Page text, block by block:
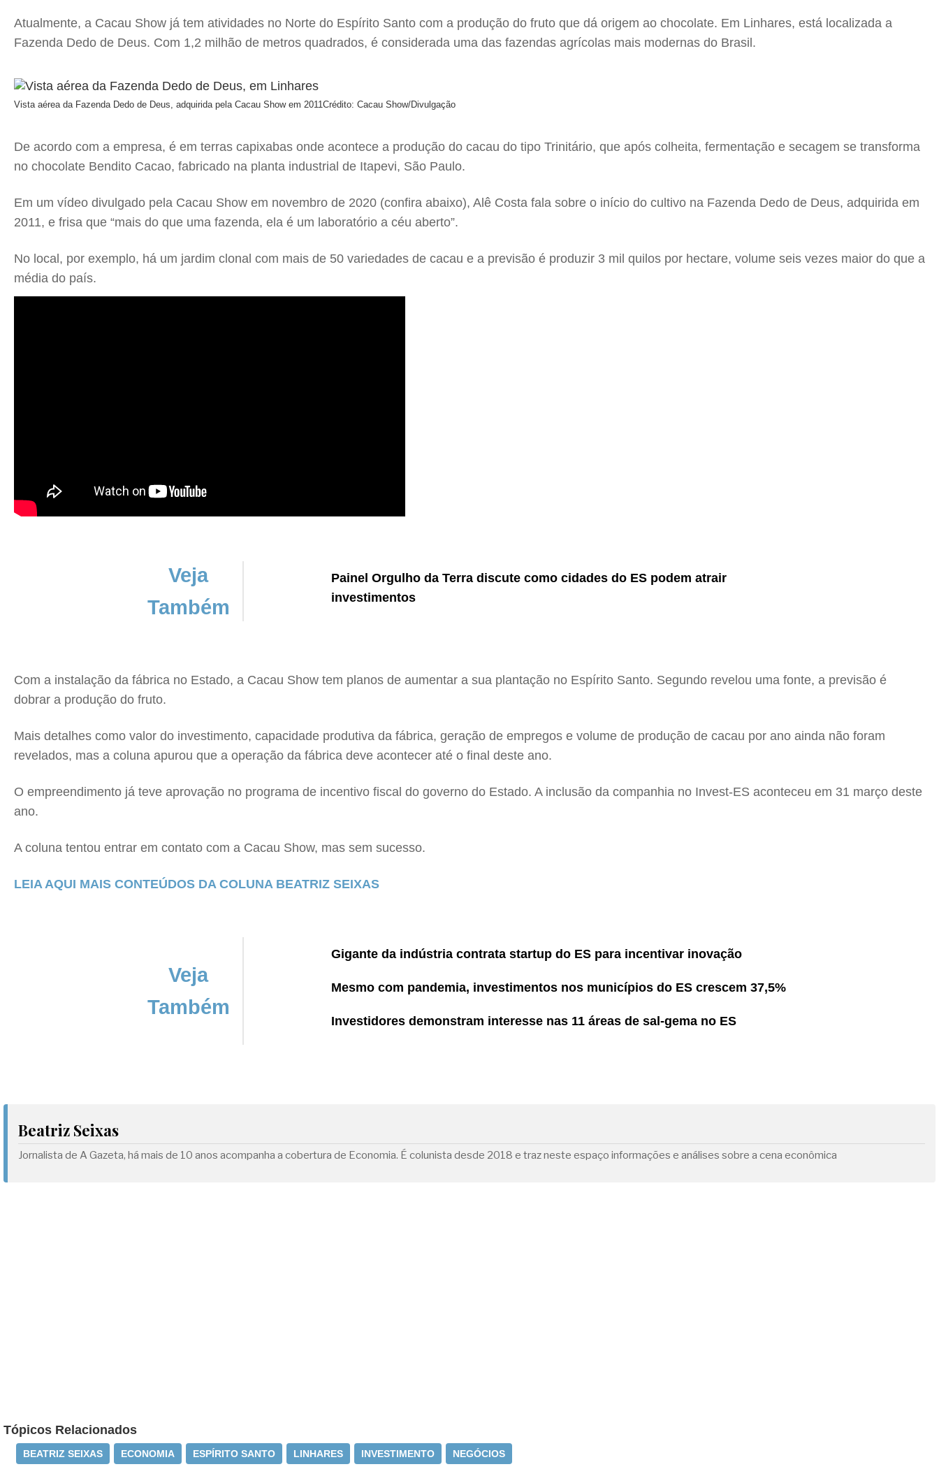
Atualmente, a Cacau Show já tem atividades no Norte do Espírito Santo com a produção do fruto que dá origem ao chocolate. Em Linhares, está localizada a
Fazenda Dedo de Deus. Com 1,2 milhão de metros quadrados, é considerada uma das fazendas agrícolas mais modernas do Brasil.
Vista aérea da Fazenda Dedo de Deus, adquirida pela Cacau Show em 2011Crédito: Cacau Show/Divulgação
De acordo com a empresa, é em terras capixabas onde acontece a produção do cacau do tipo Trinitário, que após colheita, fermentação e secagem se transforma
no chocolate Bendito Cacao, fabricado na planta industrial de Itapevi, São Paulo.
Em um vídeo divulgado pela Cacau Show em novembro de 2020 (confira abaixo), Alê Costa fala sobre o início do cultivo na Fazenda Dedo de Deus, adquirida em
2011, e frisa que “mais do que uma fazenda, ela é um laboratório a céu aberto”.
No local, por exemplo, há um jardim clonal com mais de 50 variedades de cacau e a previsão é produzir 3 mil quilos por hectare, volume seis vezes maior do que a
média do país.
Veja
Também
Painel Orgulho da Terra discute como cidades do ES podem atrair
investimentos
Com a instalação da fábrica no Estado, a Cacau Show tem planos de aumentar a sua plantação no Espírito Santo. Segundo revelou uma fonte, a previsão é
dobrar a produção do fruto.
Mais detalhes como valor do investimento, capacidade produtiva da fábrica, geração de empregos e volume de produção de cacau por ano ainda não foram
revelados, mas a coluna apurou que a operação da fábrica deve acontecer até o final deste ano.
O empreendimento já teve aprovação no programa de incentivo fiscal do governo do Estado. A inclusão da companhia no Invest-ES aconteceu em 31 março deste
ano.
A coluna tentou entrar em contato com a Cacau Show, mas sem sucesso.
LEIA AQUI MAIS CONTEÚDOS DA COLUNA BEATRIZ SEIXAS
Veja
Também
Gigante da indústria contrata startup do ES para incentivar inovação
Mesmo com pandemia, investimentos nos municípios do ES crescem 37,5%
Investidores demonstram interesse nas 11 áreas de sal-gema no ES
Beatriz Seixas
Jornalista de A Gazeta, há mais de 10 anos acompanha a cobertura de Economia. É colunista desde 2018 e traz neste espaço informações e análises sobre a cena econômica
Tópicos Relacionados
BEATRIZ SEIXAS ECONOMIA ESPÍRITO SANTO LINHARES INVESTIMENTO NEGÓCIOS